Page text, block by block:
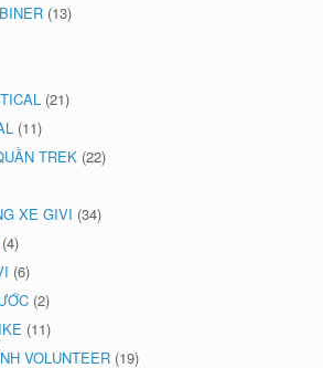
(13)
(21)
(11)
TREK (22)
XE GIVI (34)
(4)
(6)
(2)
(11)
VOLUNTEER (19)